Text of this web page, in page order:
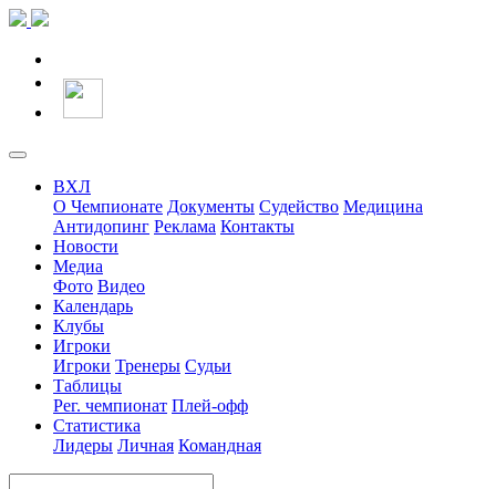
ВХЛ
О Чемпионате Документы Судейство Медицина
Антидопинг Реклама Контакты
Новости
Медиа
Фото Видео
Календарь
Клубы
Игроки
Игроки Тренеры Судьи
Таблицы
Рег. чемпионат Плей-офф
Статистика
Лидеры Личная Командная